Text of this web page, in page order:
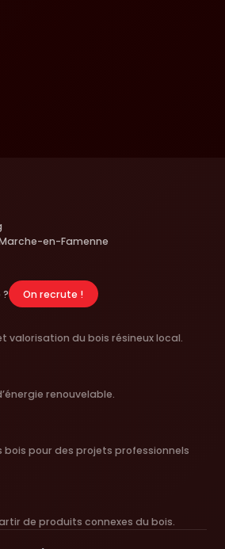
en-Famenne
On recrute !
valorisation du bois résineux local.
renouvelable.
pour des projets professionnels
de produits connexes du bois.